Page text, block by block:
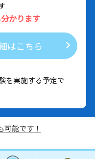
かります
はこちら
を実施する予定で
能です！